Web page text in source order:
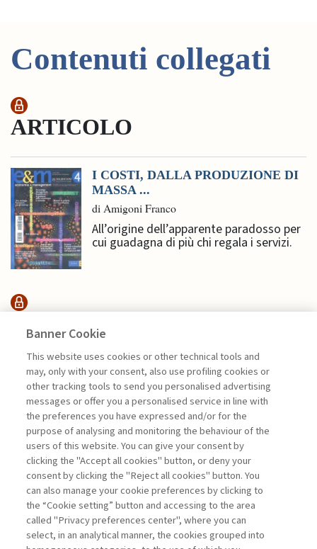
Contenuti collegati
ARTICOLO
I COSTI, DALLA PRODUZIONE DI
MASSA ...
di Amigoni Franco
All’origine dell’apparente paradosso per
cui guadagna di più chi regala i servizi.
SUSTAINABILITY
ESSERE O NON ESSERE: LA
SOSTENIBILITÀ ...
di Sylvie Goulard, Francesco Perrini, Stefano
Pogutz
La consultazione dei libri è riservata esclusivamente
agli abbonati Premium
Legenda: Accedi Per registrati Per abbonati
Banner Cookie
This website uses cookies or other technical tools and
may, only with your consent, also use profiling cookies or
other tracking tools to send you personalised advertising
messages or offer you a personalised service in line with
the preferences you have expressed and/or for the
purpose of analysing and monitoring the behaviour of the
users of this website. You can give your consent by
clicking the "Accept all cookies" button, or deny your
consent by clicking the "Reject all cookies" button. You
can also manage your cookie preferences by clicking to
the “Cookie setting” button and accessing to the area
called "Privacy preferences center", where you can
select, in an analytical manner, the cookies grouped into